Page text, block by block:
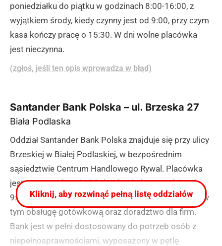
poniedziałku do piątku w godzinach 8:00-16:00, z
wyjątkiem środy, kiedy czynny jest od 9:00, przy czym
kasa kończy pracę o 15:30. W dni wolne placówka
jest nieczynna.
(zgłoś, jeśli ten opis wprowadza w błąd)
Santander Bank Polska – ul. Brzeska 27
Biała Podlaska
Oddział Santander Bank Polska znajduje się przy ulicy
Brzeskiej w Białej Podlaskiej, w bezpośrednim
sąsiedztwie Centrum Handlowego Rywal. Placówka
jest czynna od poniedziałku do piątku w godzinach
9:30-16:30 i oferuje pełen zakres usług bankowych, w
tym obsługę gotówkową oraz doradztwo dla firm.
Bank jest w pełni dostosowany do potrzeb osób z
niepełnosprawnościami, wyposażony w pętlę
Kliknij, aby rozwinąć pełną listę oddziałów